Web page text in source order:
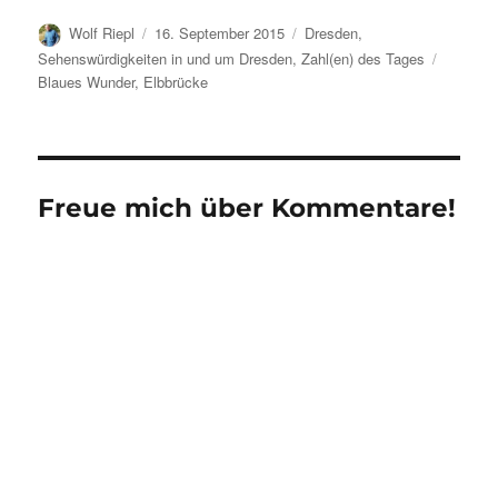
Autor
Wolf Riepl
Veröffentlicht
am
16. September 2015 Kategorien
Dresden,
Sehenswürdigkeiten in und um Dresden,Zahl(en) des Tages
Blaues Wunder, Elbbrücke
Freue mich über Kommentare!